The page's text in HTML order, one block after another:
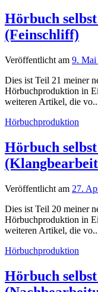
Hörbuch
(Feinschliff)
Veröffentlicht am 9. Mai
Dies ist Teil 21 meiner
Hörbuchproduktion in
weiteren Artikel, die
Hörbuchproduktion
Hörbuch
Veröffentlicht am 27.
Dies ist Teil 20 meiner
Hörbuchproduktion in
weiteren Artikel, die
Hörbuchproduktion
Hörbuch